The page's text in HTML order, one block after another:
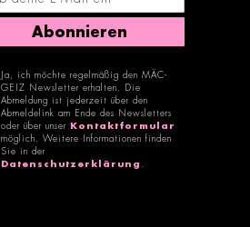
Abonnieren
Ja, ich möchte regelmäßig den MÄC-
GEIZ Newsletter erhalten. Die
Abmeldung ist jederzeit über den
Abmeldelink am Ende des Newsletters
oder über unser
Kontaktformular
möglich. Weitere Informationen finden
Sie in der
Datenschutzerklärung .